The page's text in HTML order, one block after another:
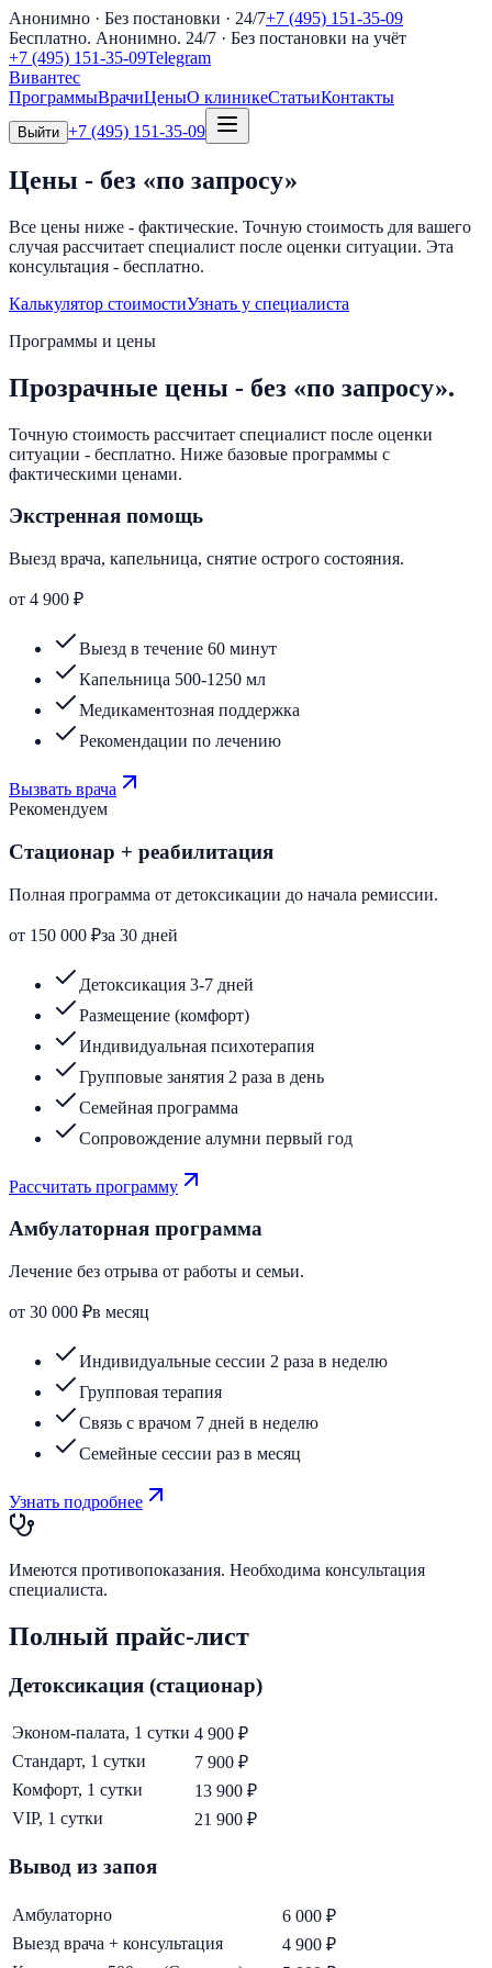
Анонимно · Без постановки · 24/7+7 (495) 151-35-09
Бесплатно. Анонимно. 24/7 · Без постановки на учёт
+7 (495) 151-35-09Telegram
Вивантес
ПрограммыВрачиЦеныО клиникеСтатьиКонтакты
Выйти +7 (495) 151-35-09
Цены - без «по запросу»
Все цены ниже - фактические. Точную стоимость для вашего
случая рассчитает специалист после оценки ситуации. Эта
консультация - бесплатно.
Калькулятор стоимостиУзнать у специалиста
Программы и цены
Прозрачные цены - без «по запросу».
Точную стоимость рассчитает специалист после оценки
ситуации - бесплатно. Ниже базовые программы с
фактическими ценами.
Экстренная помощь
Выезд врача, капельница, снятие острого состояния.
от 4 900 ₽
Выезд в течение 60 минут
Капельница 500-1250 мл
Медикаментозная поддержка
Рекомендации по лечению
Вызвать врача
Рекомендуем
Стационар + реабилитация
Полная программа от детоксикации до начала ремиссии.
от 150 000 ₽за 30 дней
Детоксикация 3-7 дней
Размещение (комфорт)
Индивидуальная психотерапия
Групповые занятия 2 раза в день
Семейная программа
Сопровождение алумни первый год
Рассчитать программу
Амбулаторная программа
Лечение без отрыва от работы и семьи.
от 30 000 ₽в месяц
Индивидуальные сессии 2 раза в неделю
Групповая терапия
Связь с врачом 7 дней в неделю
Семейные сессии раз в месяц
Узнать подробнее
Имеются противопоказания. Необходима консультация
специалиста.
Полный прайс-лист
Детоксикация (стационар)
Эконом-палата, 1 сутки 4 900 ₽
Стандарт, 1 сутки
7 900 ₽
Комфорт, 1 сутки
13 900 ₽
VIP, 1 сутки
21 900 ₽
Вывод из запоя
Амбулаторно
6 000 ₽
Выезд врача + консультация
4 900 ₽